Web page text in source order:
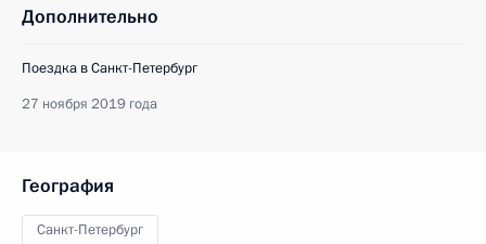
Дополнительно
Поездка в Санкт-Петербург
27 ноября 2019 года
География
Санкт-Петербург